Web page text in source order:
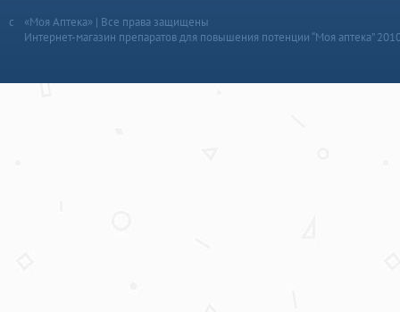
«Моя Аптека» | Все права защищены
Интернет-магазин препаратов для повышения потенции “Моя аптека”